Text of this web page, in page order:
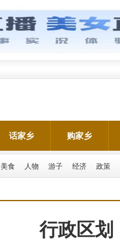
话家乡 购家乡
美食 人物 游子 经济 政策
行政区划